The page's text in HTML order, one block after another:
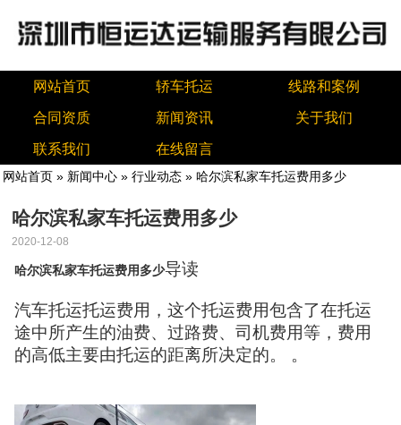
网站首页 轿车托运 线路和案例
合同资质 新闻资讯 关于我们
联系我们 在线留言
网站首页 » 新闻中心 » 行业动态 » 哈尔滨私家车托运费用多少
哈尔滨私家车托运费用多少
2020-12-08
哈尔滨私家车托运费用多少导读
汽车托运托运费用，这个托运费用包含了在托运
途中所产生的油费、过路费、司机费用等，费用
的高低主要由托运的距离所决定的。 。